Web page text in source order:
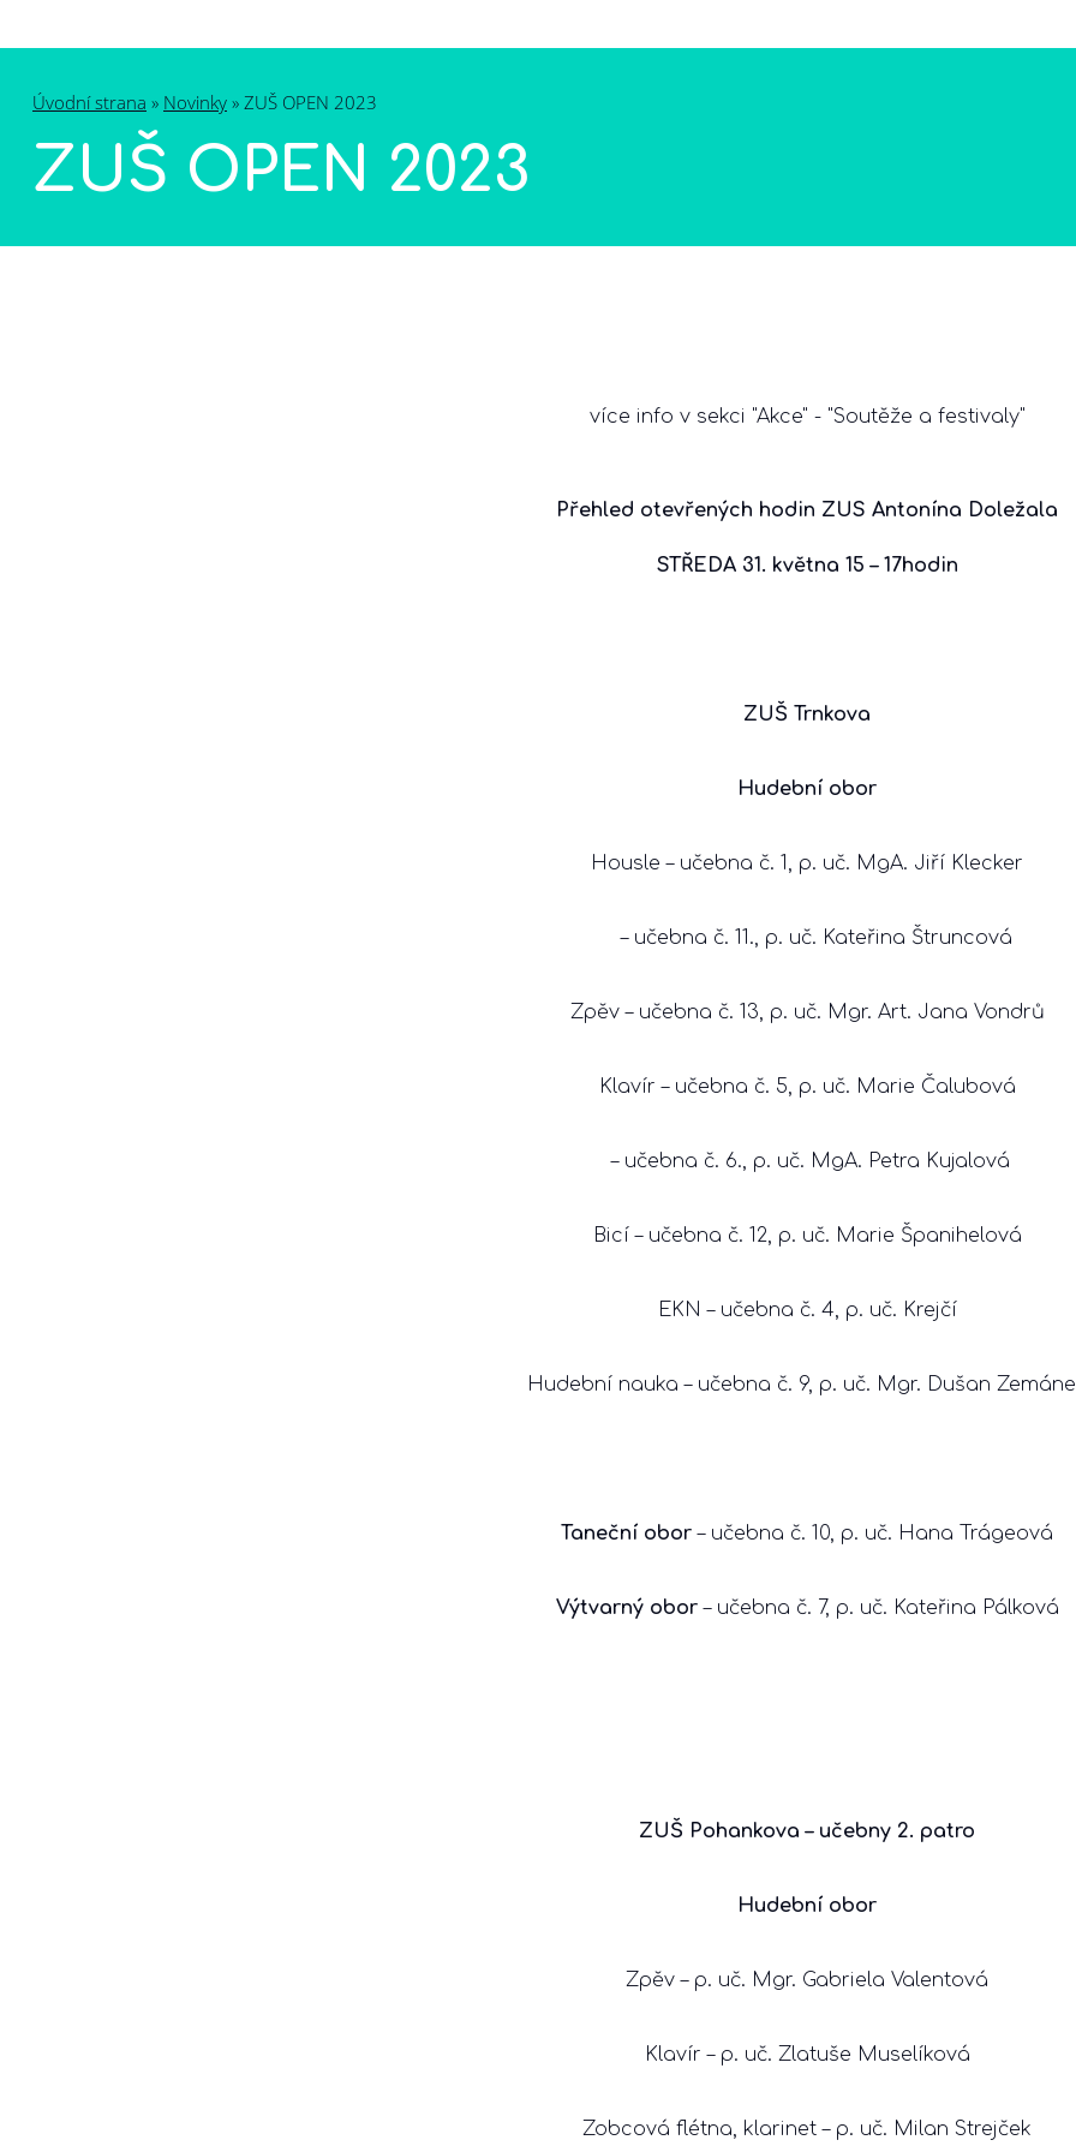
Úvodní strana » Novinky » ZUŠ OPEN 2023
ZUŠ OPEN 2023
více info v sekci "Akce" - "Soutěže a festivaly"
Přehled otevřených hodin ZUS Antonína Doležala
STŘEDA 31. května 15 – 17hodin
ZUŠ Trnkova
Hudební obor
Housle – učebna č. 1, p. uč. MgA. Jiří Klecker
– učebna č. 11., p. uč. Kateřina Štruncová
Zpěv – učebna č. 13, p. uč. Mgr. Art. Jana Vondrů
Klavír – učebna č. 5, p. uč. Marie Čalubová
– učebna č. 6., p. uč. MgA. Petra Kujalová
Bicí – učebna č. 12, p. uč. Marie Španihelová
EKN – učebna č. 4, p. uč. Krejčí
Hudební nauka – učebna č. 9, p. uč. Mgr. Dušan
Taneční obor– učebna č. 10, p. uč. Hana Trágeová
Výtvarný obor– učebna č. 7, p. uč. Kateřina Pálková
ZUŠ Pohankova – učebny 2. patro
Hudební obor
Zpěv – p. uč. Mgr. Gabriela Valentová
Klavír – p. uč. Zlatuše Muselíková
Zobcová flétna, klarinet – p. uč. Milan Strejček